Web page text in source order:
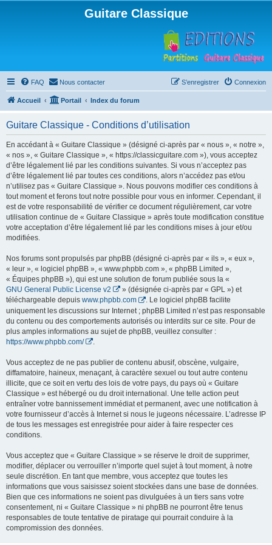
Guitare Classique
FAQ Nous contacter Connexion
S’enregistrer
Accueil Portail Index du forum
Guitare Classique - Conditions d’utilisation
En accédant à « Guitare Classique » (désigné ci-après par « nous », « notre »,
« nos », « Guitare Classique », « https://classicguitare.com »), vous acceptez
d’être légalement lié par les conditions suivantes. Si vous n’acceptez pas
d’être légalement lié par toutes ces conditions, alors n’accédez pas et/ou
n’utilisez pas « Guitare Classique ». Nous pouvons modifier ces conditions à
tout moment et ferons tout notre possible pour vous en informer. Cependant, il
est de votre responsabilité de vérifier ce document régulièrement, car votre
utilisation continue de « Guitare Classique » après toute modification constitue
votre acceptation d’être légalement lié par les conditions mises à jour et/ou
modifiées.
Nos forums sont propulsés par phpBB (désigné ci-après par « ils », « eux »,
« leur », « logiciel phpBB », « www.phpbb.com », « phpBB Limited »,
« Équipes phpBB »), qui est une solution de forum publiée sous la «
GNU General Public License v2
» (désignée ci-après par « GPL ») et
téléchargeable depuis www.phpbb.com
. Le logiciel phpBB facilite
uniquement les discussions sur Internet ; phpBB Limited n’est pas responsable
du contenu ou des comportements autorisés ou interdits sur ce site. Pour de
plus amples informations au sujet de phpBB, veuillez consulter :
https://www.phpbb.com/
Vous acceptez de ne pas publier de contenu abusif, obscène, vulgaire,
diffamatoire, haineux, menaçant, à caractère sexuel ou tout autre contenu
illicite, que ce soit en vertu des lois de votre pays, du pays où « Guitare
Classique » est hébergé ou du droit international. Une telle action peut
entraîner votre bannissement immédiat et permanent, avec une notification à
votre fournisseur d’accès à Internet si nous le jugeons nécessaire. L’adresse IP
de tous les messages est enregistrée pour aider à faire respecter ces
conditions.
Vous acceptez que « Guitare Classique » se réserve le droit de supprimer,
modifier, déplacer ou verrouiller n’importe quel sujet à tout moment, à notre
seule discrétion. En tant que membre, vous acceptez que toutes les
informations que vous saisissez soient stockées dans une base de données.
Bien que ces informations ne soient pas divulguées à un tiers sans votre
consentement, ni « Guitare Classique » ni phpBB ne pourront être tenus
responsables de toute tentative de piratage qui pourrait conduire à la
compromission des données.